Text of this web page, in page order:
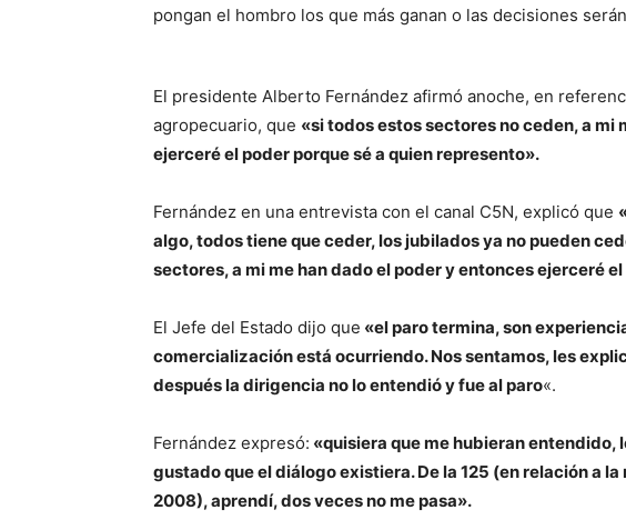
pongan el hombro los que más ganan o las decisiones
El presidente Alberto Fernández afirmó anoche, en
agropecuario, que «si todos estos sectores no ceden, a mi
ejerceré el poder porque sé a quien represento».
Fernández en una entrevista con el canal C5N, explicó que
algo, todos tiene que ceder, los jubilados ya no pueden
sectores, a mi me han dado el poder y entonces ejerceré
El Jefe del Estado dijo que «el paro termina, son
comercialización está ocurriendo. Nos sentamos, les
después la dirigencia no lo entendió y fue al paro«.
Fernández expresó: «quisiera que me hubieran entendido,
gustado que el diálogo existiera. De la 125 (en relación a
2008), aprendí, dos veces no me pasa».